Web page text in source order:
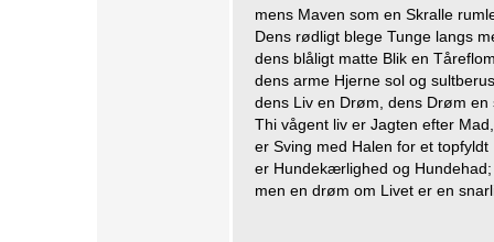
mens Maven som en Skralle
Dens rødligt blege Tunge langs
dens blåligt matte Blik en
dens arme Hjerne sol og
dens Liv en Drøm, dens Drøm en
Thi vågent liv er Jagten efter Mad,
er Sving med Halen for et topfyldt
er Hundekærlighed og Hundehad;
men en drøm om Livet er en